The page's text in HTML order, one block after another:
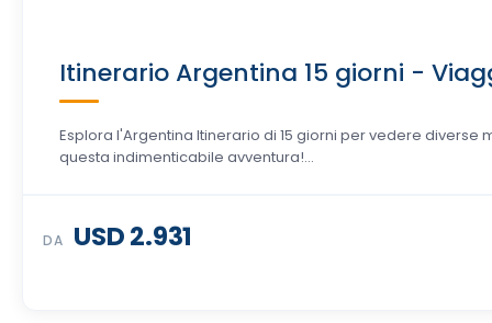
Itinerario Argentina 15 giorni -
Esplora l'Argentina Itinerario di 15 giorni per vedere
questa indimenticabile avventura!...
DA USD 2.931